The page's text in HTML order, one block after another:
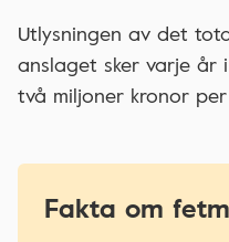
Utlysningen av det
anslaget sker varje år
två miljoner kronor
Fakta om